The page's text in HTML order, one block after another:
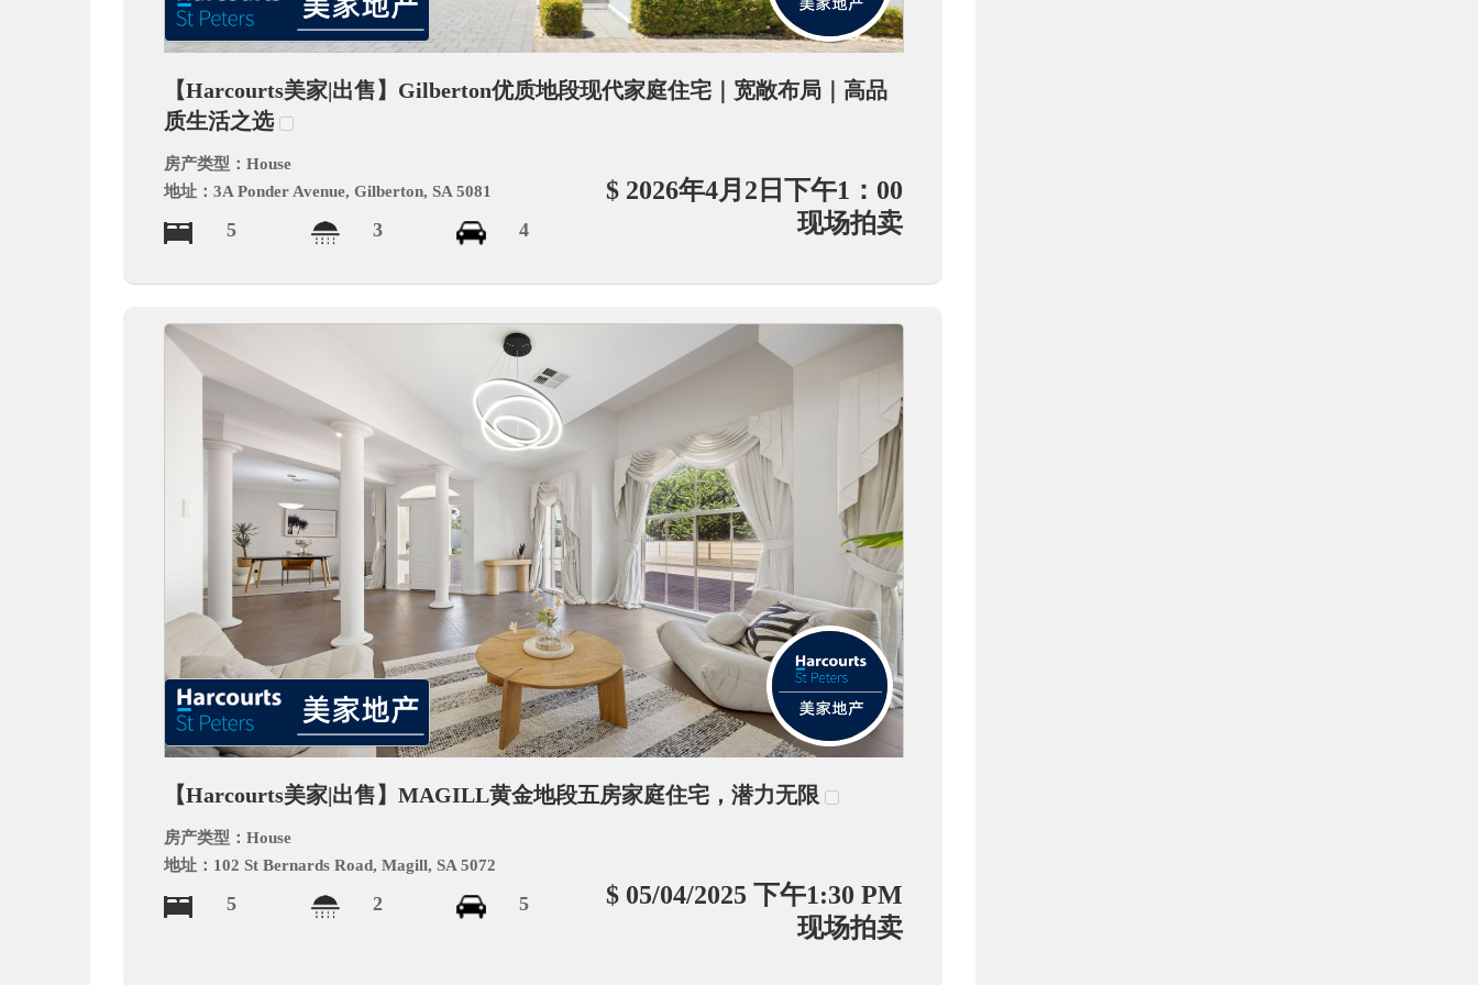
【Harcourts美家|出售】Gilberton优质地段现代家庭住宅｜宽敞布局｜高品
质生活之选
房产类型：House
地址：3A Ponder Avenue, Gilberton, SA 5081
5 3 4
$ 2026年4月2日下午1：00
现场拍卖
【Harcourts美家|出售】MAGILL黄金地段五房家庭住宅，潜力无限
房产类型：House
地址： 102 St Bernards Road, Magill, SA 5072
5 2 5
$ 05/04/2025 下午1:30 PM
现场拍卖